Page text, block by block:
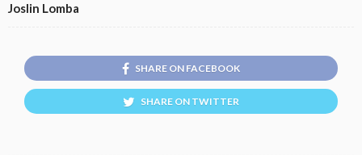
Joslin Lomba
SHARE ON FACEBOOK
SHARE ON TWITTER